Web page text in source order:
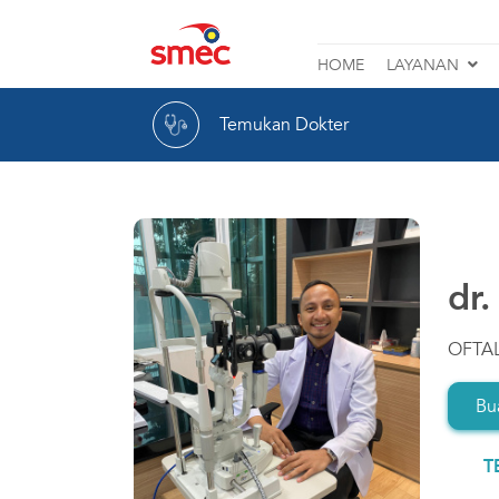
Rumah
Sakit
Mata
SMEC
HOME
LAYANAN
Katarak
Glaukoma
Lihat Layanan Lainnya
Temukan Dokter